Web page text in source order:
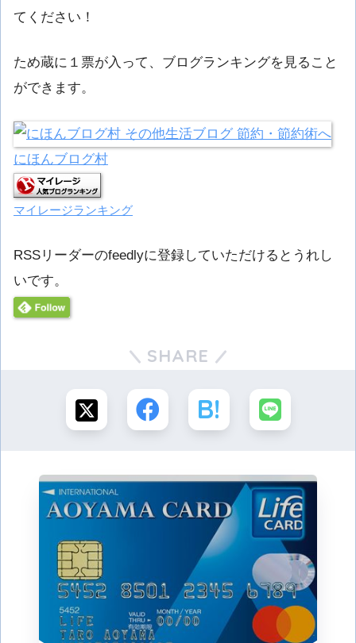
てください！
ため蔵に１票が入って、ブログランキングを見ること
ができます。
にほんブログ村
マイレージランキング
RSSリーダーのfeedlyに登録していただけるとうれし
いです。
SHARE